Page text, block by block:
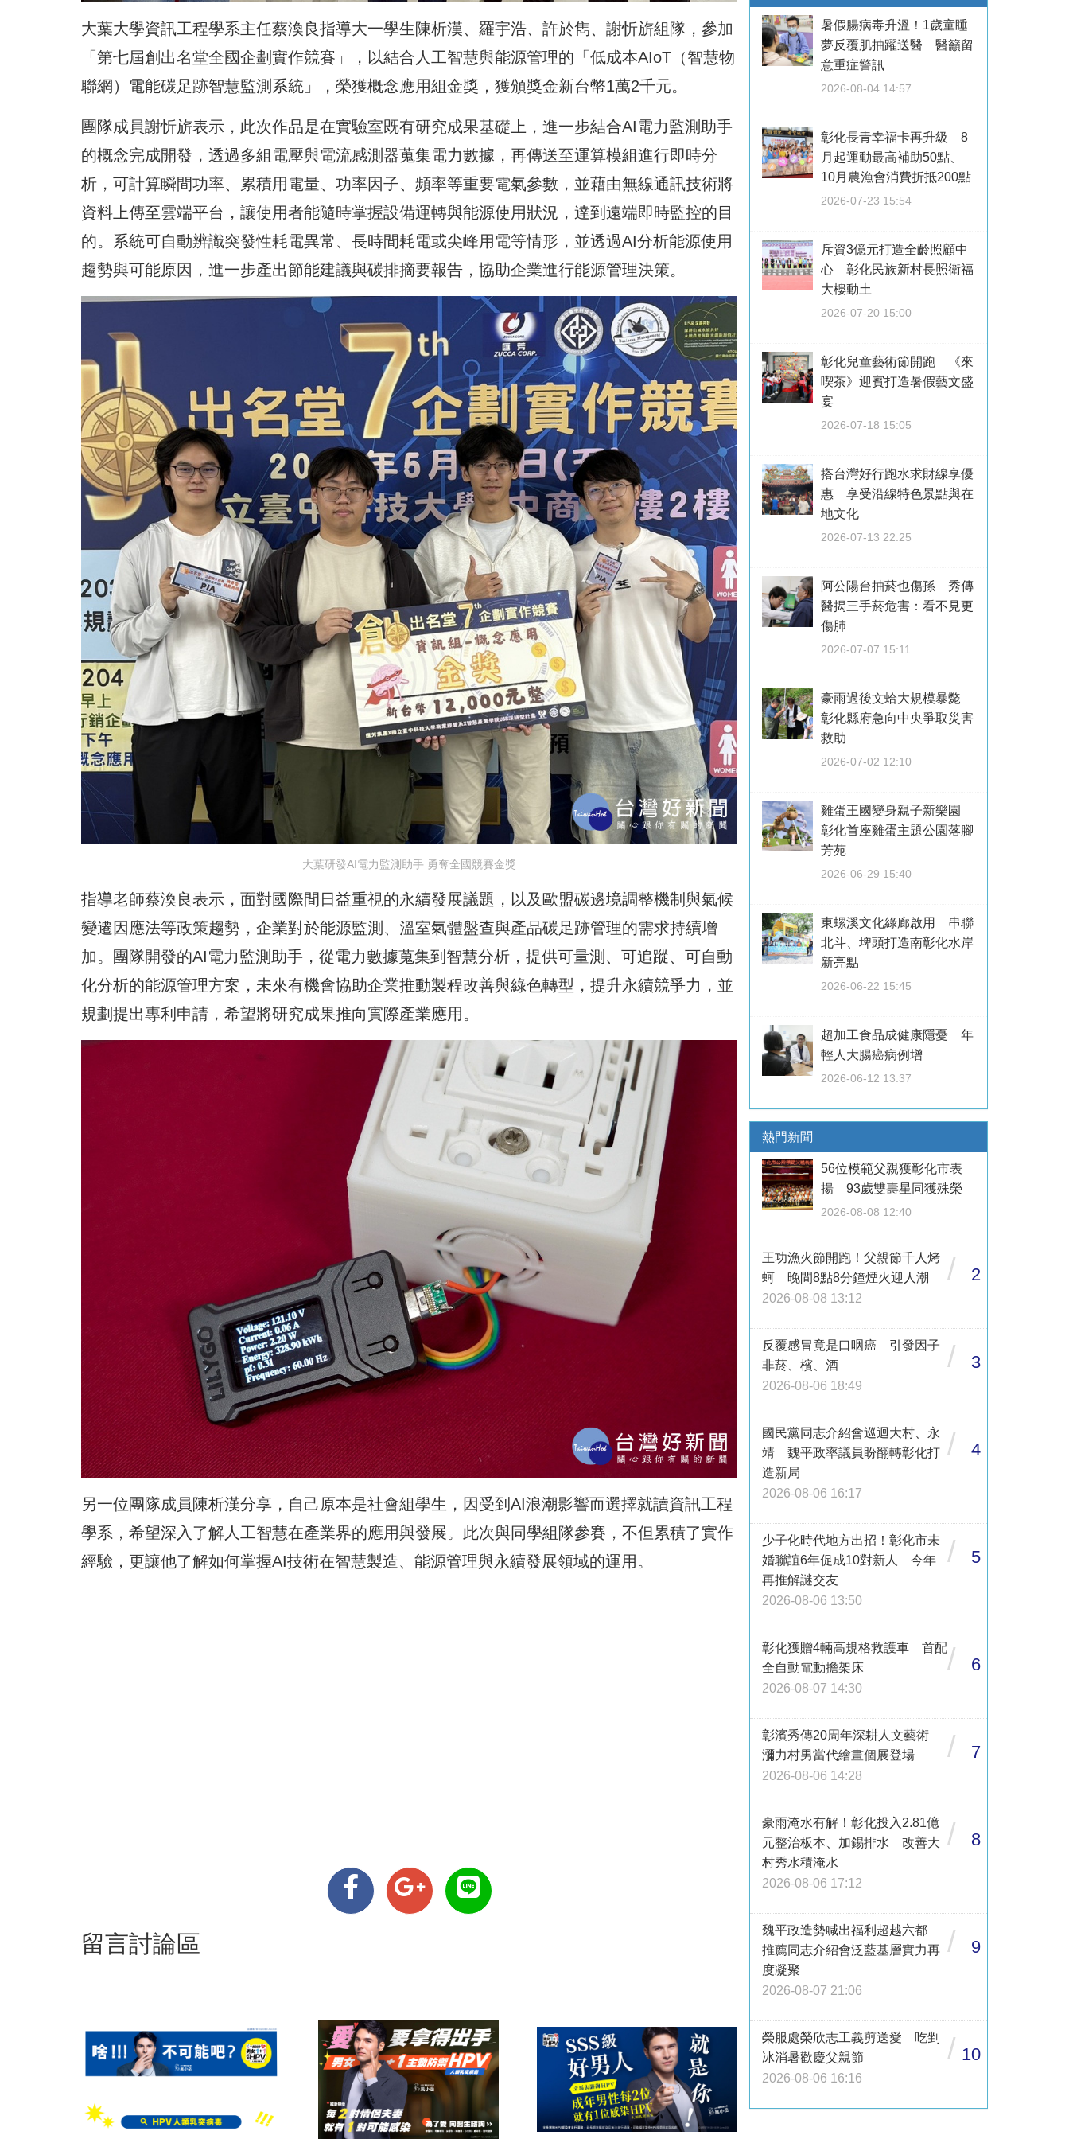
大葉大學資訊工程學系主任蔡渙良指導大一學生陳析漢、羅宇浩、許於雋、謝忻旂組隊，參加
「第七屆創出名堂全國企劃實作競賽」，以結合人工智慧與能源管理的「低成本AIoT（智慧物
聯網）電能碳足跡智慧監測系統」，榮獲概念應用組金獎，獲頒獎金新台幣1萬2千元。
團隊成員謝忻旂表示，此次作品是在實驗室既有研究成果基礎上，進一步結合AI電力監測助手
的概念完成開發，透過多組電壓與電流感測器蒐集電力數據，再傳送至運算模組進行即時分
析，可計算瞬間功率、累積用電量、功率因子、頻率等重要電氣參數，並藉由無線通訊技術將
資料上傳至雲端平台，讓使用者能隨時掌握設備運轉與能源使用狀況，達到遠端即時監控的目
的。系統可自動辨識突發性耗電異常、長時間耗電或尖峰用電等情形，並透過AI分析能源使用
趨勢與可能原因，進一步產出節能建議與碳排摘要報告，協助企業進行能源管理決策。
大葉研發AI電力監測助手 勇奪全國競賽金獎
指導老師蔡渙良表示，面對國際間日益重視的永續發展議題，以及歐盟碳邊境調整機制與氣候
變遷因應法等政策趨勢，企業對於能源監測、溫室氣體盤查與產品碳足跡管理的需求持續增
加。團隊開發的AI電力監測助手，從電力數據蒐集到智慧分析，提供可量測、可追蹤、可自動
化分析的能源管理方案，未來有機會協助企業推動製程改善與綠色轉型，提升永續競爭力，並
規劃提出專利申請，希望將研究成果推向實際產業應用。
另一位團隊成員陳析漢分享，自己原本是社會組學生，因受到AI浪潮影響而選擇就讀資訊工程
學系，希望深入了解人工智慧在產業界的應用與發展。此次與同學組隊參賽，不但累積了實作
經驗，更讓他了解如何掌握AI技術在智慧製造、能源管理與永續發展領域的運用。
留言討論區
暑假腸病毒升溫！1歲童睡
夢反覆肌抽躍送醫 醫籲留
意重症警訊
2026-08-04 14:57
彰化長青幸福卡再升級 8
月起運動最高補助50點、
10月農漁會消費折抵200點
2026-07-23 15:54
斥資3億元打造全齡照顧中
心 彰化民族新村長照衛福
大樓動土
2026-07-20 15:00
彰化兒童藝術節開跑 《來
喫茶》迎賓打造暑假藝文盛
宴
2026-07-18 15:05
搭台灣好行跑水求財線享優
惠 享受沿線特色景點與在
地文化
2026-07-13 22:25
阿公陽台抽菸也傷孫 秀傳
醫揭三手菸危害：看不見更
傷肺
2026-07-07 15:11
豪雨過後文蛤大規模暴斃
彰化縣府急向中央爭取災害
救助
2026-07-02 12:10
雞蛋王國變身親子新樂園
彰化首座雞蛋主題公園落腳
芳苑
2026-06-29 15:40
東螺溪文化綠廊啟用 串聯
北斗、埤頭打造南彰化水岸
新亮點
2026-06-22 15:45
超加工食品成健康隱憂 年
輕人大腸癌病例增
2026-06-12 13:37
熱門新聞
56位模範父親獲彰化市表
揚 93歲雙壽星同獲殊榮
2026-08-08 12:40
王功漁火節開跑！父親節千人烤
蚵 晚間8點8分鐘煙火迎人潮
2026-08-08 13:12
/ 2
反覆感冒竟是口咽癌 引發因子
非菸、檳、酒
2026-08-06 18:49
/ 3
國民黨同志介紹會巡迴大村、永
靖 魏平政率議員盼翻轉彰化打
造新局
2026-08-06 16:17
/ 4
少子化時代地方出招！彰化市未
婚聯誼6年促成10對新人 今年
再推解謎交友
2026-08-06 13:50
/ 5
彰化獲贈4輛高規格救護車 首配
全自動電動擔架床
2026-08-07 14:30
/ 6
彰濱秀傳20周年深耕人文藝術
瀰力村男當代繪畫個展登場
2026-08-06 14:28
/ 7
豪雨淹水有解！彰化投入2.81億
元整治板本、加錫排水 改善大
村秀水積淹水
2026-08-06 17:12
/ 8
魏平政造勢喊出福利超越六都
推薦同志介紹會泛藍基層實力再
度凝聚
2026-08-07 21:06
/ 9
榮服處榮欣志工義剪送愛 吃剉
冰消暑歡慶父親節
2026-08-06 16:16
/ 10